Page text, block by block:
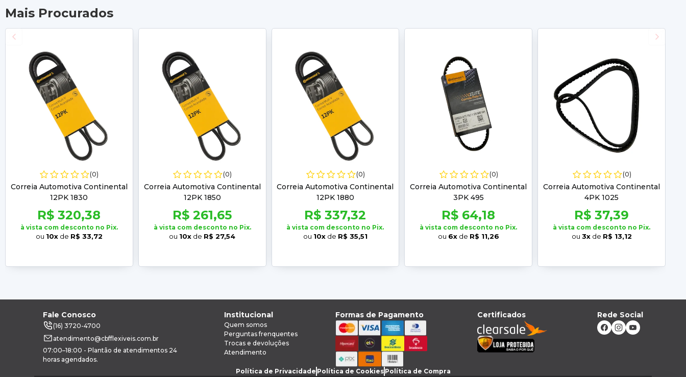
Mais Procurados
(0)
Correia Automotiva Continental
12PK 1830
R$ 320,38
à vista com desconto no Pix.
ou 10xde R$ 33,72
(0)
Correia Automotiva Continental
12PK 1850
R$ 261,65
à vista com desconto no Pix.
ou 10x de R$ 27,54
(0)
Correia Automotiva Continental
12PK 1880
R$ 337,32
à vista com desconto no Pix.
ou 10xde R$ 35,51
(0)
Correia Automotiva Continental
3PK 495
R$ 64,18
à vista com desconto no Pix.
ou 6xde R$ 11,26
(0)
Correia Automotiva Continental
4PK 1025
R$ 37,39
à vista com desconto no Pix.
ou 3xde R$ 13,12
Fale Conosco
(16) 3720-4700
atendimento@cbfflexiveis.com.br
07:00–18:00 - Plantão de atendimentos 24
horas agendados.
Institucional
Quem somos
Perguntas frenquentes
Trocas e devoluções
Atendimento
Formas de Pagamento Certificados Rede Social
Política de Privacidade Política de Cookies Política de Compra